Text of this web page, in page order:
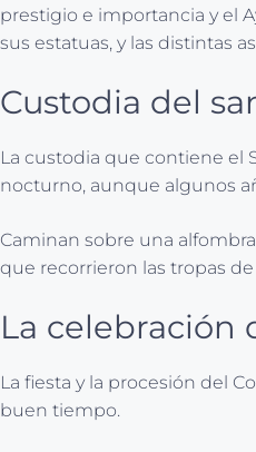
prestigio e importancia y el
sus estatuas, y las distintas
Custodia del
La custodia que contiene el
nocturno, aunque algunos
Caminan sobre una
que recorrieron las tropas
La celebración
La fiesta y la procesión del
buen tiempo.